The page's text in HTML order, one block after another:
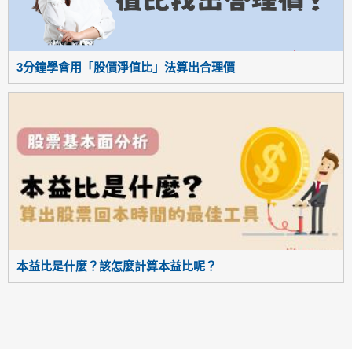
3分鐘學會用「股價淨值比」法算出合理價
本益比是什麼？該怎麼計算本益比呢？